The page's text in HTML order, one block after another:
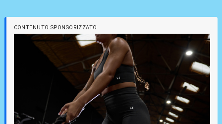
CONTENUTO SPONSORIZZATO